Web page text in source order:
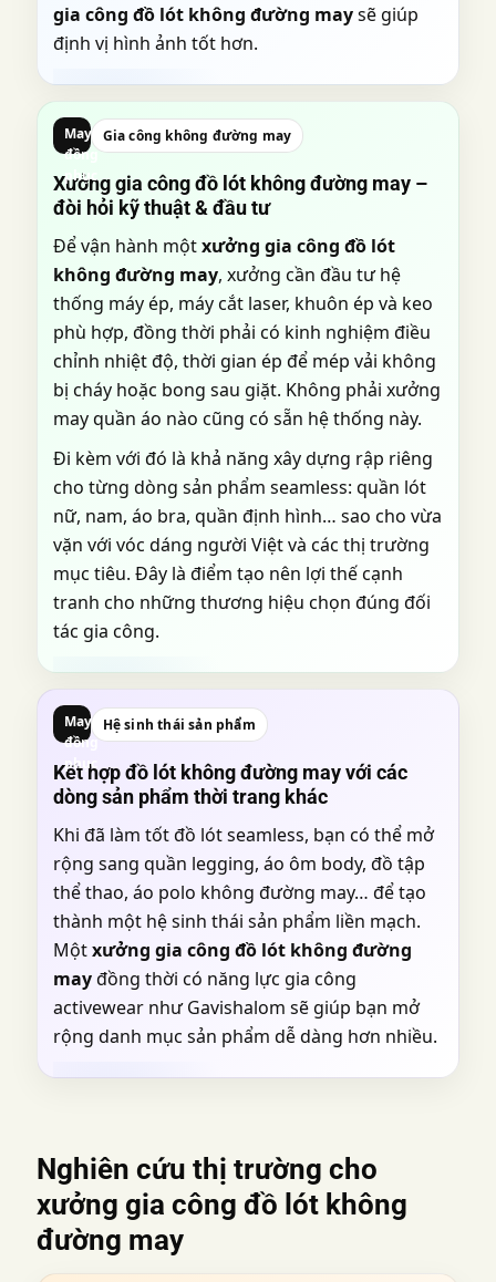
gia công đồ lót không đường maysẽ giúp
định vị hình ảnh tốt hơn.
May
đồng
phục
Gia công không đường may
Xưởng gia công đồ lót không đường may –
đòi hỏi kỹ thuật & đầu tư
Để vận hành mộtxưởng gia công đồ lót
không đường may, xưởng cần đầu tư hệ
thống máy ép, máy cắt laser, khuôn ép và keo
phù hợp, đồng thời phải có kinh nghiệm điều
chỉnh nhiệt độ, thời gian ép để mép vải không
bị cháy hoặc bong sau giặt. Không phải xưởng
may quần áo nào cũng có sẵn hệ thống này.
Đi kèm với đó là khả năng xây dựng rập riêng
cho từng dòng sản phẩm seamless: quần lót
nữ, nam, áo bra, quần định hình… sao cho vừa
vặn với vóc dáng người Việt và các thị trường
mục tiêu. Đây là điểm tạo nên lợi thế cạnh
tranh cho những thương hiệu chọn đúng đối
tác gia công.
May
đồng
phục
Hệ sinh thái sản phẩm
Kết hợp đồ lót không đường may với các
dòng sản phẩm thời trang khác
Khi đã làm tốt đồ lót seamless, bạn có thể mở
rộng sang quần legging, áo ôm body, đồ tập
thể thao, áo polo không đường may… để tạo
thành một hệ sinh thái sản phẩm liền mạch.
Mộtxưởng gia công đồ lót không đường
mayđồng thời có năng lực gia công
activewear như Gavishalom sẽ giúp bạn mở
rộng danh mục sản phẩm dễ dàng hơn nhiều.
Nghiên cứu thị trường cho
xưởng gia công đồ lót không
đường may